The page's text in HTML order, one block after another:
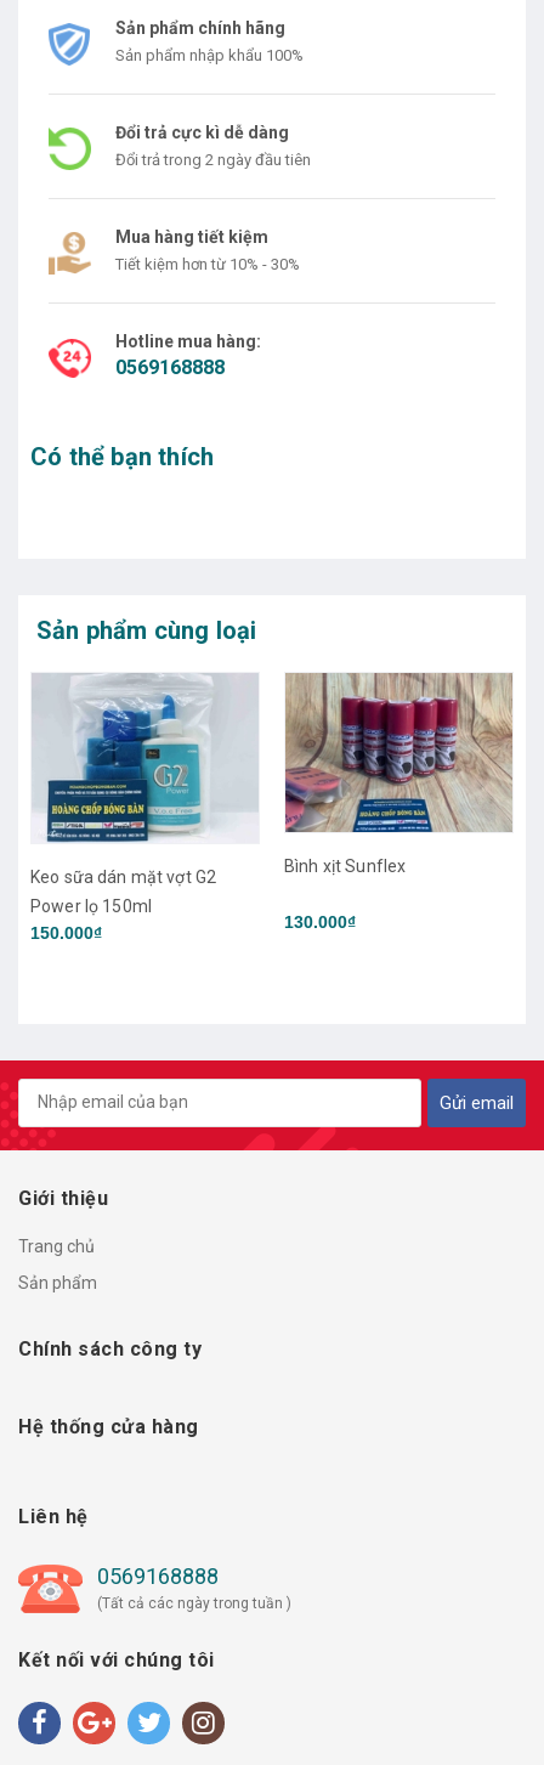
Sản phẩm chính hãng
Sản phẩm nhập khẩu 100%
Đổi trả cực kì dễ dàng
Đổi trả trong 2 ngày đầu tiên
Mua hàng tiết kiệm
Tiết kiệm hơn từ 10% - 30%
Hotline mua hàng:
0569168888
Có thể bạn thích
Sản phẩm cùng loại
Bình xịt Sunflex
130.000₫
Bình xịt làm sạch mặt vợt
Gửi email
Giới thiệu
Trang chủ
Sản phẩm
Chính sách công ty
Hệ thống cửa hàng
Liên hệ
0569168888
(Tất cả các ngày trong tuần )
Kết nối với chúng tôi